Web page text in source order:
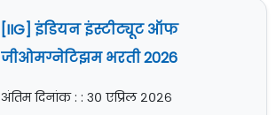
[IIG] इंडियन इंस्टीट्यूट ऑफ
जीओमग्नेटिझम भरती 2026
अंतिम दिनांक : : ३० एप्रिल २०२६